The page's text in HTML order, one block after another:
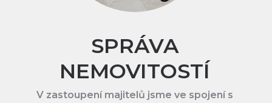
SPRÁVA
NEMOVITOSTÍ
V zastoupení majitelů jsme ve spojení s